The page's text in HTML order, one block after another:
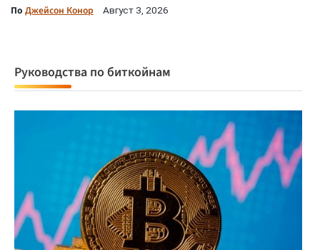
По Джейсон Конор Август 3, 2026
Руководства по биткойнам